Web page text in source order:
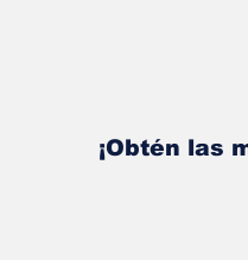
¡Obtén las